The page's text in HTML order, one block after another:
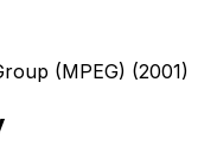
(MPEG) (2001)